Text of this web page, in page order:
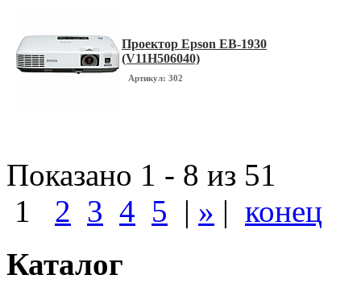
Проектор Epson EB-1930
(V11H506040)
Артикул: 302
Показано 1 - 8 из 51
1
2 3 4 5 | » | конец
Каталог